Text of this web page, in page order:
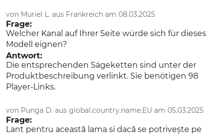
von Muriel L. aus Frankreich am 08.03.2025
Frage:
Welcher Kanal auf Ihrer Seite würde sich für dieses
Modell eignen?
Antwort:
Die entsprechenden Sägeketten sind unter der
Produktbeschreibung verlinkt. Sie benötigen 98
Player-Links.
von Punga D. aus global.country.name.EU am 05.03.2025
Frage:
Lant pentru această lama si dacă se potrivește pe